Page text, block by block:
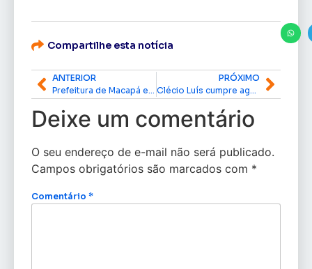
Compartilhe esta notícia
ANTERIOR
PRÓXIMO
Deixe um comentário
O seu endereço de e-mail não será publicado.
Campos obrigatórios são marcados com *
Comentário *